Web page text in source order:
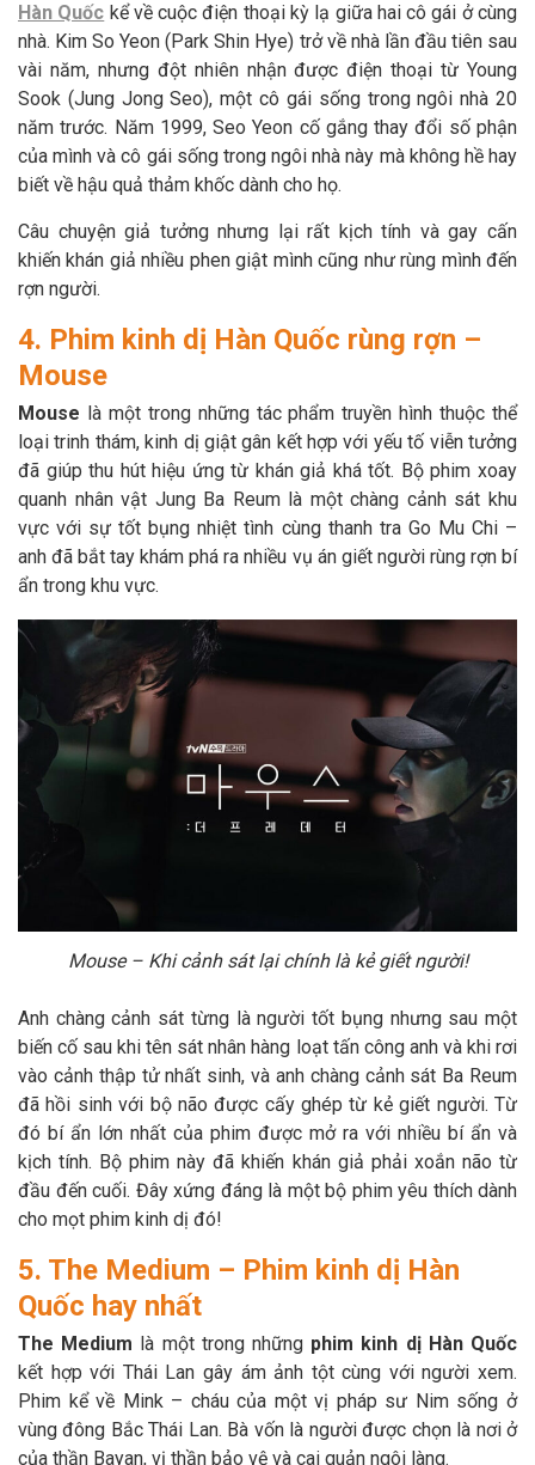
Hàn Quốc kể về cuộc điện thoại kỳ lạ giữa hai cô gái ở cùng
nhà. Kim So Yeon (Park Shin Hye) trở về nhà lần đầu tiên sau
vài năm, nhưng đột nhiên nhận được điện thoại từ Young
Sook (Jung Jong Seo), một cô gái sống trong ngôi nhà 20
năm trước. Năm 1999, Seo Yeon cố gắng thay đổi số phận
của mình và cô gái sống trong ngôi nhà này mà không hề hay
biết về hậu quả thảm khốc dành cho họ.
Câu chuyện giả tưởng nhưng lại rất kịch tính và gay cấn
khiến khán giả nhiều phen giật mình cũng như rùng mình đến
rợn người.
4. Phim kinh dị Hàn Quốc rùng rợn –
Mouse
Mouse là một trong những tác phẩm truyền hình thuộc thể
loại trinh thám, kinh dị giật gân kết hợp với yếu tố viễn tưởng
đã giúp thu hút hiệu ứng từ khán giả khá tốt. Bộ phim xoay
quanh nhân vật Jung Ba Reum là một chàng cảnh sát khu
vực với sự tốt bụng nhiệt tình cùng thanh tra Go Mu Chi –
anh đã bắt tay khám phá ra nhiều vụ án giết người rùng rợn bí
ẩn trong khu vực.
Mouse – Khi cảnh sát lại chính là kẻ giết người!
Anh chàng cảnh sát từng là người tốt bụng nhưng sau một
biến cố sau khi tên sát nhân hàng loạt tấn công anh và khi rơi
vào cảnh thập tử nhất sinh, và anh chàng cảnh sát Ba Reum
đã hồi sinh với bộ não được cấy ghép từ kẻ giết người. Từ
đó bí ẩn lớn nhất của phim được mở ra với nhiều bí ẩn và
kịch tính. Bộ phim này đã khiến khán giả phải xoắn não từ
đầu đến cuối. Đây xứng đáng là một bộ phim yêu thích dành
cho mọt phim kinh dị đó!
5. The Medium – Phim kinh dị Hàn
Quốc hay nhất
The Medium là một trong những phim kinh dị Hàn Quốc
kết hợp với Thái Lan gây ám ảnh tột cùng với người xem.
Phim kể về Mink – cháu của một vị pháp sư Nim sống ở
vùng đông Bắc Thái Lan. Bà vốn là người được chọn là nơi ở
của thần Bayan, vị thần bảo vệ và cai quản ngôi làng.